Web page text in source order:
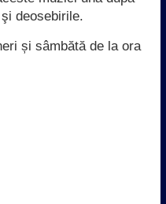
deosebirile.
și sâmbătă de la ora